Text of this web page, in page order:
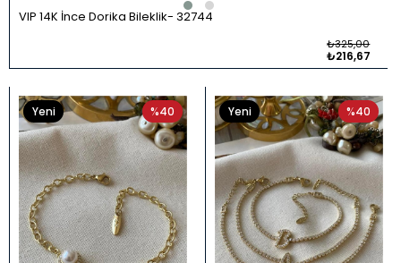
VIP 14K İnce Dorika Bileklik 32744
₺216,67
₺325,00
%40
Yeni
Ürün
%40
Yeni
Ürün